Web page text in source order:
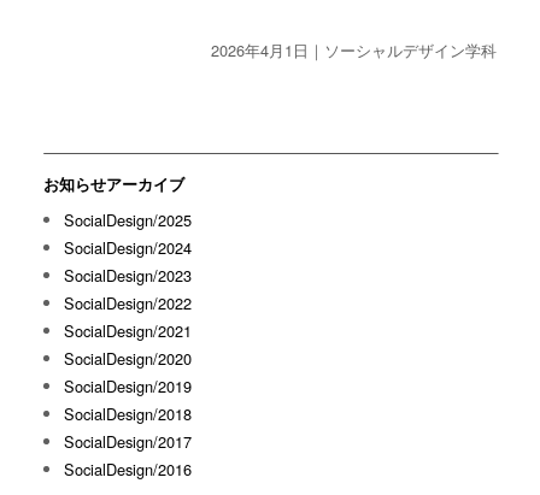
2026年4月1日｜ソーシャルデザイン学科
お知らせアーカイブ
SocialDesign/2025
SocialDesign/2024
SocialDesign/2023
SocialDesign/2022
SocialDesign/2021
SocialDesign/2020
SocialDesign/2019
SocialDesign/2018
SocialDesign/2017
SocialDesign/2016